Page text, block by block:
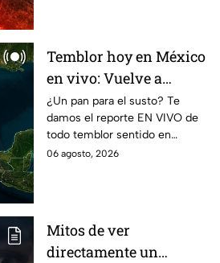
Temblor hoy en México
en vivo: Vuelve a
temblar en Baja
California durante la
madrugada
¿Un pan para el susto? Te
damos el reporte EN VIVO de
todo temblor sentido en
México con epicentro,
06 agosto, 2026
Mitos de ver
directamente un